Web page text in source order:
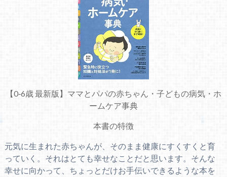
【0‐6歳 最新版】ママとパパの赤ちゃん・子どもの病気・ホ
ームケア事典
本書の特徴
元気に生まれた赤ちゃんが、そのまま健康にすくすくと育
っていく。それはとても幸せなことだと思います。そんな
幸せに向かって、ちょっとだけお手伝いできるような本を